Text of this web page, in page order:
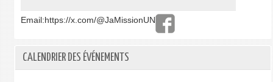
Email:https://x.com/@JaMissionUN
CALENDRIER DES ÉVÉNEMENTS